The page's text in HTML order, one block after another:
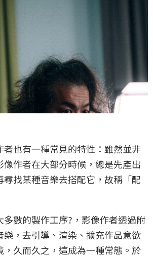
者也有一種常見的特性：雖然並非
像作者在大部分時候，總是先產出
找某種音樂去搭配它，故稱「配
多數的製作工序?，影像作者透過附
樂，去引導、渲染、擴充作品意欲
，久而久之，這成為一種常態。於